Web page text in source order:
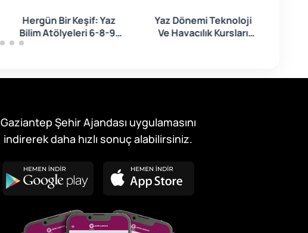
Hergün Bir Keşif: Yaz
Bilim Atölyeleri 6-8-9-
Yaz Dönemi Teknoloji
Ve Havacılık Kursları
Gaziantep Şehir Ajandası uygulamasını
indirerek daha hızlı sonuç alabilirsiniz.